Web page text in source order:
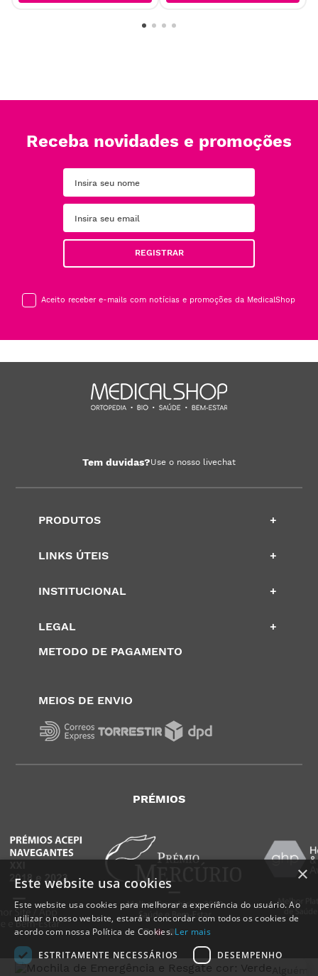
Receba novidades e promoções
REGISTRAR
Aceito receber e-mails com notícias e promoções da MedicalShop
Tem duvidas?Use o nosso livechat
PRODUTOS +
LINKS ÚTEIS +
INSTITUCIONAL +
LEGAL
+
METODO DE PAGAMENTO
MEIOS DE ENVIO
PRÉMIOS
×
Este website usa cookies
Este website usa cookies para melhorar a experiência do usuário. Ao
utilizar o nosso website, estará a concordar com todos os cookies de
acordo com nossa Política de Cookies. Ler mais
ESTRITAMENTE NECESSÁRIOS
DESEMPENHO